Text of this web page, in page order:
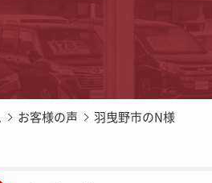
お客様の声 羽曳野市のN様